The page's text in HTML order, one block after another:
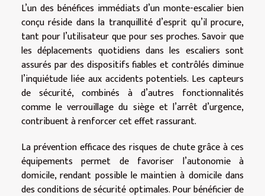
L’un des bénéfices immédiats d’un monte-escalier bien
conçu réside dans la tranquillité d’esprit qu’il procure,
tant pour l’utilisateur que pour ses proches. Savoir que
les déplacements quotidiens dans les escaliers sont
assurés par des dispositifs fiables et contrôlés diminue
l’inquiétude liée aux accidents potentiels. Les capteurs
de sécurité, combinés à d’autres fonctionnalités
comme le verrouillage du siège et l’arrêt d’urgence,
contribuent à renforcer cet effet rassurant.
La prévention efficace des risques de chute grâce à ces
équipements permet de favoriser l’autonomie à
domicile, rendant possible le maintien à domicile dans
des conditions de sécurité optimales. Pour bénéficier de